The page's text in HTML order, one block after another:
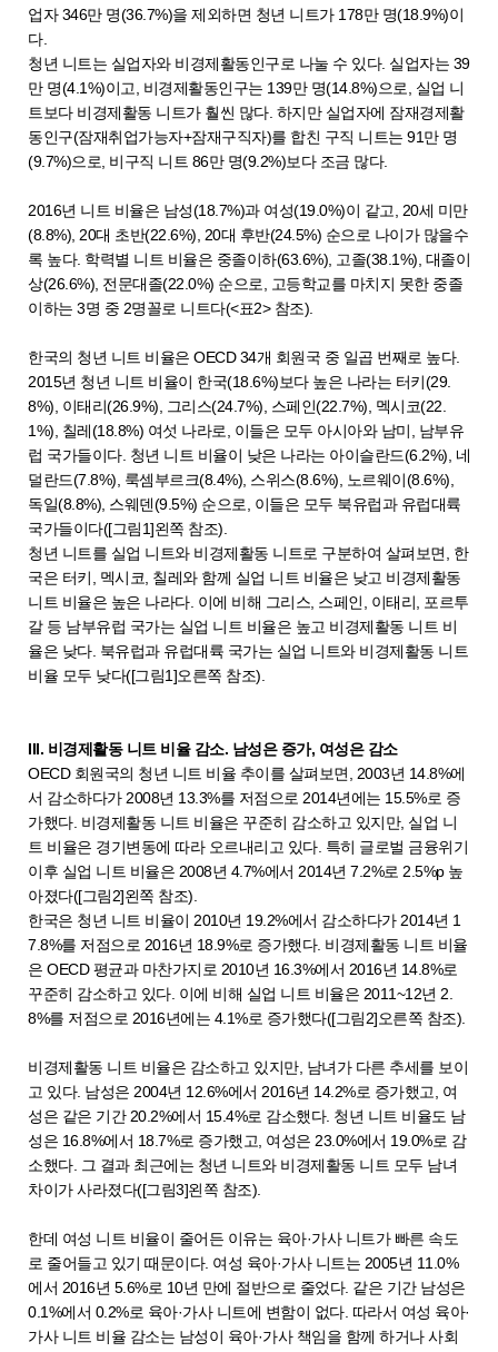
업자 346만 명(36.7%)을 제외하면 청년 니트가 178만 명(18.9%)이
다.
청년 니트는 실업자와 비경제활동인구로 나눌 수 있다. 실업자는 39
만 명(4.1%)이고, 비경제활동인구는 139만 명(14.8%)으로, 실업 니
트보다 비경제활동 니트가 훨씬 많다. 하지만 실업자에 잠재경제활
동인구(잠재취업가능자+잠재구직자)를 합친 구직 니트는 91만 명
(9.7%)으로, 비구직 니트 86만 명(9.2%)보다 조금 많다.
2016년 니트 비율은 남성(18.7%)과 여성(19.0%)이 같고, 20세 미만
(8.8%), 20대 초반(22.6%), 20대 후반(24.5%) 순으로 나이가 많을수
록 높다. 학력별 니트 비율은 중졸이하(63.6%), 고졸(38.1%), 대졸이
상(26.6%), 전문대졸(22.0%) 순으로, 고등학교를 마치지 못한 중졸
이하는 3명 중 2명꼴로 니트다(<표2> 참조).
한국의 청년 니트 비율은 OECD 34개 회원국 중 일곱 번째로 높다.
2015년 청년 니트 비율이 한국(18.6%)보다 높은 나라는 터키(29.
8%), 이태리(26.9%), 그리스(24.7%), 스페인(22.7%), 멕시코(22.
1%), 칠레(18.8%) 여섯 나라로, 이들은 모두 아시아와 남미, 남부유
럽 국가들이다. 청년 니트 비율이 낮은 나라는 아이슬란드(6.2%), 네
덜란드(7.8%), 룩셈부르크(8.4%), 스위스(8.6%), 노르웨이(8.6%),
독일(8.8%), 스웨덴(9.5%) 순으로, 이들은 모두 북유럽과 유럽대륙
국가들이다([그림1]왼쪽 참조).
청년 니트를 실업 니트와 비경제활동 니트로 구분하여 살펴보면, 한
국은 터키, 멕시코, 칠레와 함께 실업 니트 비율은 낮고 비경제활동
니트 비율은 높은 나라다. 이에 비해 그리스, 스페인, 이태리, 포르투
갈 등 남부유럽 국가는 실업 니트 비율은 높고 비경제활동 니트 비
율은 낮다. 북유럽과 유럽대륙 국가는 실업 니트와 비경제활동 니트
비율 모두 낮다([그림1]오른쪽 참조).
III. 비경제활동 니트 비율 감소. 남성은 증가, 여성은 감소
OECD 회원국의 청년 니트 비율 추이를 살펴보면, 2003년 14.8%에
서 감소하다가 2008년 13.3%를 저점으로 2014년에는 15.5%로 증
가했다. 비경제활동 니트 비율은 꾸준히 감소하고 있지만, 실업 니
트 비율은 경기변동에 따라 오르내리고 있다. 특히 글로벌 금융위기
이후 실업 니트 비율은 2008년 4.7%에서 2014년 7.2%로 2.5%p 높
아졌다([그림2]왼쪽 참조).
한국은 청년 니트 비율이 2010년 19.2%에서 감소하다가 2014년 1
7.8%를 저점으로 2016년 18.9%로 증가했다. 비경제활동 니트 비율
은 OECD 평균과 마찬가지로 2010년 16.3%에서 2016년 14.8%로
꾸준히 감소하고 있다. 이에 비해 실업 니트 비율은 2011~12년 2.
8%를 저점으로 2016년에는 4.1%로 증가했다([그림2]오른쪽 참조).
비경제활동 니트 비율은 감소하고 있지만, 남녀가 다른 추세를 보이
고 있다. 남성은 2004년 12.6%에서 2016년 14.2%로 증가했고, 여
성은 같은 기간 20.2%에서 15.4%로 감소했다. 청년 니트 비율도 남
성은 16.8%에서 18.7%로 증가했고, 여성은 23.0%에서 19.0%로 감
소했다. 그 결과 최근에는 청년 니트와 비경제활동 니트 모두 남녀
차이가 사라졌다([그림3]왼쪽 참조).
한데 여성 니트 비율이 줄어든 이유는 육아·가사 니트가 빠른 속도
로 줄어들고 있기 때문이다. 여성 육아·가사 니트는 2005년 11.0%
에서 2016년 5.6%로 10년 만에 절반으로 줄었다. 같은 기간 남성은
0.1%에서 0.2%로 육아·가사 니트에 변함이 없다. 따라서 여성 육아·
가사 니트 비율 감소는 남성이 육아·가사 책임을 함께 하거나 사회